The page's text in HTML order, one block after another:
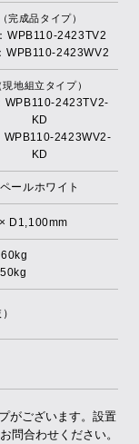
（完成品タイプ）
WPB110-2423TV2
WPB110-2423WV2
現地組立タイプ）
WPB110-2423TV2-
KD
WPB110-2423WV2-
KD
ペールホワイト
× D1,100mm
がございます。設置
問合わせください。